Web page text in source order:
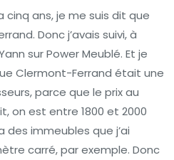
cinq ans, je me suis dit que
Donc j’avais suivi, à
sur Power Meublé. Et je
Clermont-Ferrand était une
parce que le prix au
on est entre 1800 et 2000
des immeubles que j’ai
carré, par exemple. Donc